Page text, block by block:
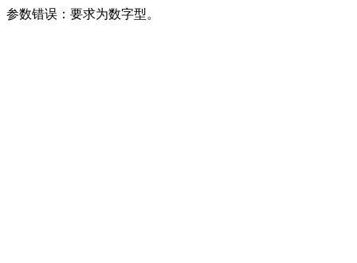
参数错误：要求为数字型。